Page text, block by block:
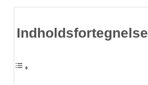
Indholdsfortegnelse